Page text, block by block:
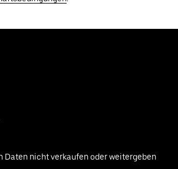
Daten nicht verkaufen oder weitergeben